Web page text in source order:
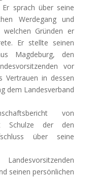
Er sprach über seine
Werdegang und
Gründen er
Er stellte seinen
Magdeburg, den
vor
Vertrauen in dessen
dem Landesverband
von
Schulze der den
über seine
seinen persönlichen